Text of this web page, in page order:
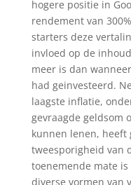
hogere positie in
rendement van
starters deze
invloed op de
meer is dan
had geinvesteerd.
laagste inflatie,
gevraagde geldsom
kunnen lenen, heeft
tweesporigheid van
toenemende mate
diverse vormen van